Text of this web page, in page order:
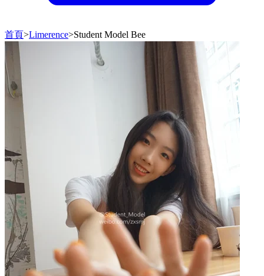
首頁>Limerence>Student Model Bee